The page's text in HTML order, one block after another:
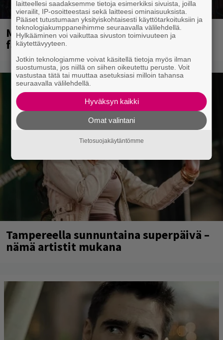
Mainioita uutisia Remu Aaltosen
faneille
Tampereella sunnuntaina superpäivä –
nämä artistit mukana
laitteellesi saadaksemme tietoja esimerkiksi sivuista, joilla
vierailit, IP-osoitteestasi sekä laitteesi ominaisuuksista.
Pääset tutustumaan yksityiskohtaisesti käyttötarkoituksiin ja
teknologiakumppaneihimme seuraavalla välilehdellä.
Hylkääminen voi vaikuttaa sivuston toimivuuteen ja
käytettävyyteen.
Jotkin teknologiamme voivat käsitellä tietoja myös ilman
suostumusta, jos niillä on siihen oikeutettu peruste. Voit
vastustaa tätä tai muuttaa asetuksiasi milloin tahansa
seuraavalla välilehdellä.
Hyväksyn kaikki
Omat valintani
Tietosuojakäytäntömme